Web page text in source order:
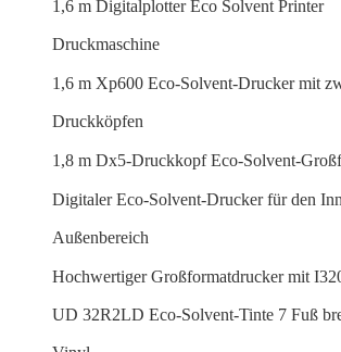
1,6 m Digitalplotter Eco Solvent Printer
Druckmaschine
1,6 m Xp600 Eco-Solvent-Drucker mit
Druckköpfen
1,8 m Dx5-Druckkopf Eco-Solvent-
Digitaler Eco-Solvent-Drucker für den
Außenbereich
Hochwertiger Großformatdrucker mit
UD 32R2LD Eco-Solvent-Tinte 7 Fuß